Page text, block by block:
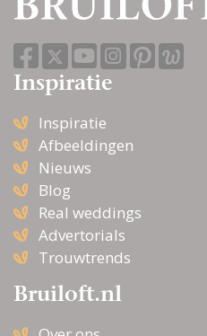
Inspiratie
Inspiratie
Afbeeldingen
Nieuws
Blog
Real weddings
Advertorials
Trouwtrends
Bruiloft.nl